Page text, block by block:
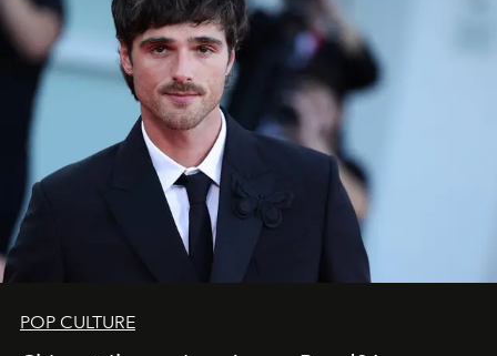
POP CULTURE